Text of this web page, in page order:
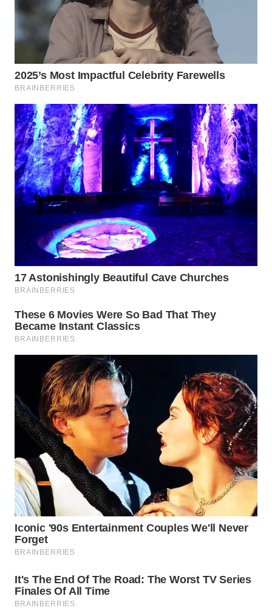
WN
TANJUNG
LESUNG
WN
WN
SIMALUNGUN
WN
LABUHANBATU
WN
TAPANULI
TENGAH
WN DELI
SERDANG
WN
TEBING
WN
PAKPAK
WN
KARAWANG
WN
BEKASI
WN
BOGOR
WN